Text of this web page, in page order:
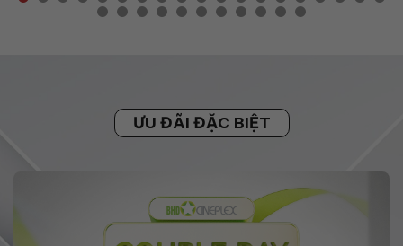
ƯU ĐÃI ĐẶC BIỆT